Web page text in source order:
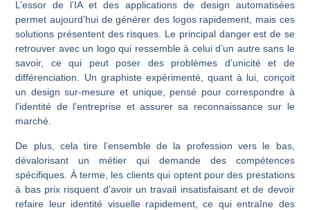
L’essor de l’IA et des applications de design automatisées
permet aujourd’hui de générer des logos rapidement, mais ces
solutions présentent des risques. Le principal danger est de se
retrouver avec un logo qui ressemble à celui d’un autre sans le
savoir, ce qui peut poser des problèmes d’unicité et de
différenciation. Un graphiste expérimenté, quant à lui, conçoit
un design sur-mesure et unique, pensé pour correspondre à
l’identité de l’entreprise et assurer sa reconnaissancesur le
marché.
De plus, cela tire l’ensemble de la profession vers le bas,
dévalorisant un métier qui demande des compétences
spécifiques. À terme, les clients qui optent pour des prestations
à bas prix risquent d’avoir un travail insatisfaisant et de devoir
refaire leur identité visuelle rapidement, ce qui entraîne des